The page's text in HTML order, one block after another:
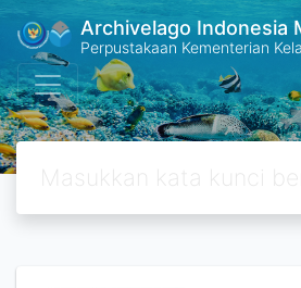
Archivelago Indonesia
Perpustakaan Kementerian